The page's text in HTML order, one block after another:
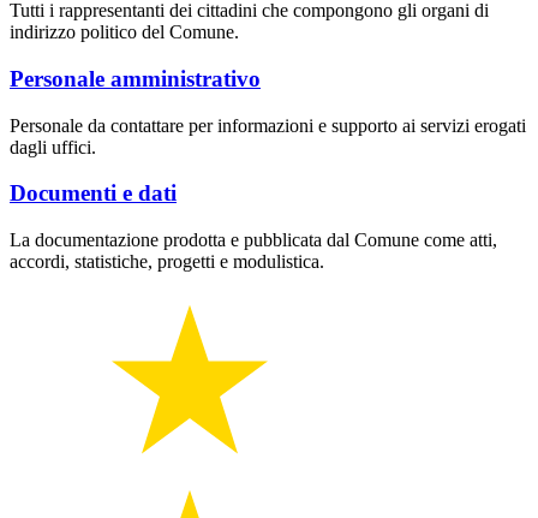
Tutti i rappresentanti dei cittadini che compongono gli organi di
indirizzo politico del Comune.
Personale amministrativo
Personale da contattare per informazioni e supporto ai servizi erogati
dagli uffici.
Documenti e dati
La documentazione prodotta e pubblicata dal Comune come atti,
accordi, statistiche, progetti e modulistica.